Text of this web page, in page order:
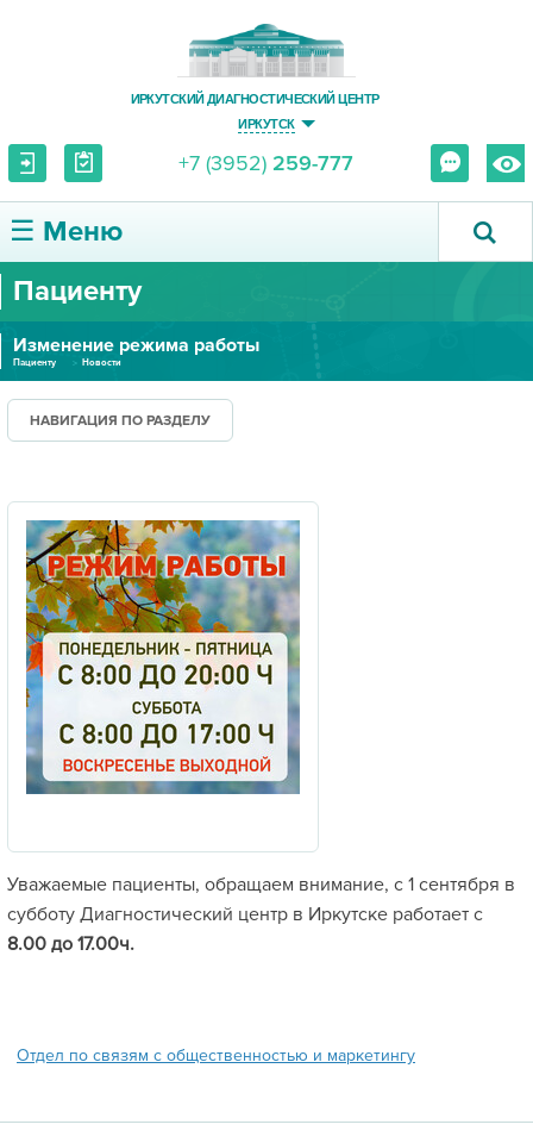
ИРКУТСКИЙ ДИАГНОСТИЧЕСКИЙ ЦЕНТР
ИРКУТСК
+7 (3952) 259-777
☰ Меню
О ЦЕНТРЕ
УСЛУГИ И ЦЕНЫ
ПАЦИЕНТУ
ПРАВОВАЯ ИНФОРМАЦИЯ
Пациенту
Изменение режима работы
Пациенту Новости
НАВИГАЦИЯ ПО РАЗДЕЛУ
Уважаемые пациенты, обращаем внимание, с 1 сентября в
субботу Диагностический центр в Иркутске работает с
8.00 до 17.00ч.
Отдел по связям с общественностью и маркетингу